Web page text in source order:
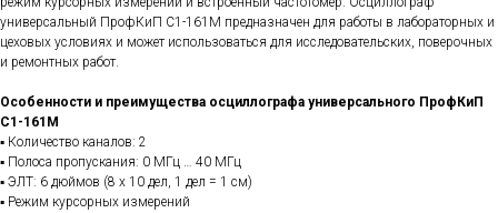
универсальный ПрофКиП С1-161М предназначен для работы в лабораторных и
цеховых условиях и может использоваться для исследовательских, поверочных
и ремонтных работ.
Особенности и преимущества осциллографа универсального ПрофКиП
С1-161М
▪ Количество каналов: 2
▪ Полоса пропускания: 0 МГц … 40 МГц
▪ ЭЛТ: 6 дюймов (8 х 10 дел, 1 дел = 1 см)
▪ Режим курсорных измерений